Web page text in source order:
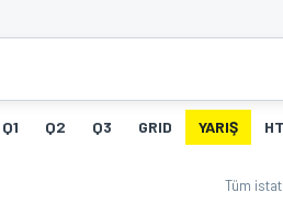
Q1 Q2 Q3 GRID YARIŞ HT
Tüm